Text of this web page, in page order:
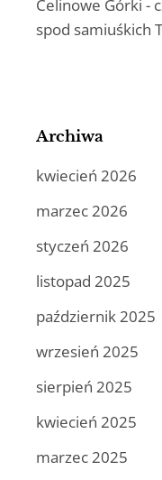
Celinowe Górki -
spod samiuśkich
Archiwa
kwiecień 2026
marzec 2026
styczeń 2026
listopad 2025
październik 2025
wrzesień 2025
sierpień 2025
kwiecień 2025
marzec 2025